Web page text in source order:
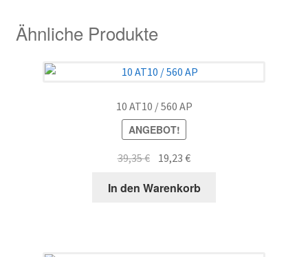
Ähnliche Produkte
10 AT10 / 560 AP
ANGEBOT!
39,35€ Ursprünglicher
war:
19,23€Aktueller
ist:
In den Warenkorb